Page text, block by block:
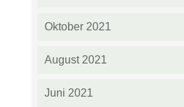
Oktober 2021
August 2021
Juni 2021